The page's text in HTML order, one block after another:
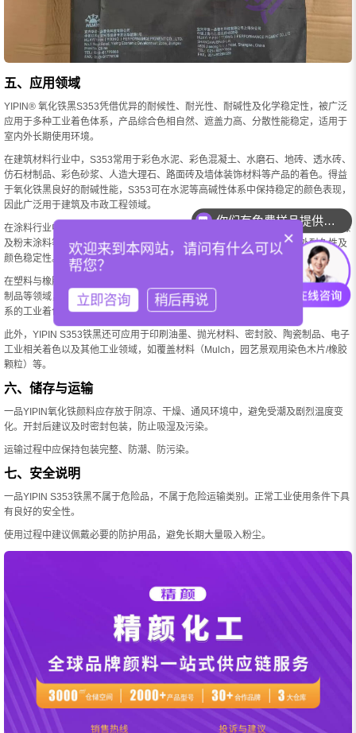
五、应用领域
YIPIN® 氧化铁黑S353凭借优异的耐候性、耐光性、耐碱性及化学稳定性，被广泛
应用于多种工业着色体系，产品综合色相自然、遮盖力高、分散性能稳定，适用于
室内外长期使用环境。
在建筑材料行业中，S353常用于彩色水泥、彩色混凝土、水磨石、地砖、透水砖、
仿石材制品、彩色砂浆、人造大理石、路面砖及墙体装饰材料等产品的着色。得益
于氧化铁黑良好的耐碱性能，S353可在水泥等高碱性体系中保持稳定的颜色表现，
因此广泛用于建筑及市政工程领域。
在涂料行业中，S353适用于建筑涂料、工业防护涂料、木器漆、防腐涂料、地坪漆
及粉末涂料等体系。其优异的耐光性与耐候性，能够有效提升涂层的户外耐久性及
颜色稳定性。
在塑料与橡胶行业中，S353 可应用于 PVC、PE、PP、色母粒、工程塑料及橡胶
制品等领域，产品具有良好的分散性能和稳定的着色效果，能够满足多种聚合物体
系的工业着色需求。
此外，YIPIN S353铁黑还可应用于印刷油墨、抛光材料、密封胶、陶瓷制品、电子
工业相关着色以及其他工业领域，如覆盖材料（Mulch，园艺景观用染色木片/橡胶
颗粒）等。
六、储存与运输
一品YIPIN氧化铁颜料应存放于阴凉、干燥、通风环境中，避免受潮及剧烈温度变
化。开封后建议及时密封包装，防止吸湿及污染。
运输过程中应保持包装完整、防潮、防污染。
七、安全说明
一品YIPIN S353铁黑不属于危险品，不属于危险运输类别。正常工业使用条件下具
有良好的安全性。
使用过程中建议佩戴必要的防护用品，避免长期大量吸入粉尘。
你们有免费样品提供吗？
你们可以提供配色服务吗？
×
欢迎来到本网站，请问有什么可以
帮您？
立即咨询 稍后再说